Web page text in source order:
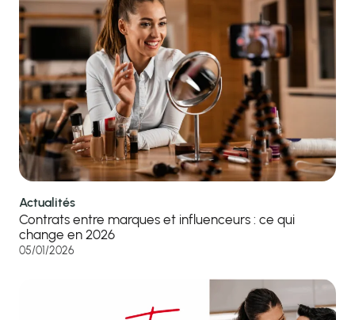
Actualités
Contrats entre marques et influenceurs : ce qui
change en 2026
05/01/2026